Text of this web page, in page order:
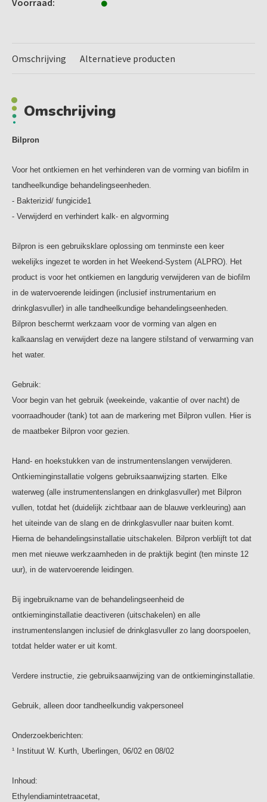
Hand- en hoekstukken van de instrumentenslangen
vullen, totdat het (duidelijk zichtbaar aan de blauwe
drinkglasvuller naar buiten komt. Hierna de
behandelingsinstallatie uitschakelen. Bilpron verblijft tot
dat men met nieuwe werkzaamheden in de praktijk begint
(ten minste 12 uur), in de watervoerende leidingen.
Bij ingebruikname van de behandelingseenheid de
ontkieminginstallatie deactiveren (uitschakelen) en alle
instrumentenslangen inclusief de drinkglasvuller zo lang
ontkieminginstallatie.
Gebruik, alleen door tandheelkundig vakpersoneel
Onderzoekberichten:
¹ Instituut W. Kurth, Uberlingen, 06/02 en 08/02
Inhoud:
p-Hydroxybenzoezuureester, Polyhexamenthylenbiguanid,
Phenylalanin
Inhoud:
Voorraad:
Omschrijving Alternatieve producten
Omschrijving
Bilpron
Voor het ontkiemen en het verhinderen van de vorming van biofilm in
tandheelkundige behandelingseenheden.
- Bakterizid/ fungicide1
- Verwijderd en verhindert kalk- en algvorming
Bilpron is een gebruiksklare oplossing om tenminste een keer
wekelijks ingezet te worden in het Weekend-System (ALPRO). Het
product is voor het ontkiemen en langdurig verwijderen van de biofilm
in de watervoerende leidingen (inclusief instrumentarium en
drinkglasvuller) in alle tandheelkundige behandelingseenheden.
Bilpron beschermt werkzaam voor de vorming van algen en
kalkaanslag en verwijdert deze na langere stilstand of verwarming van
het water.
Gebruik:
Voor begin van het gebruik (weekeinde, vakantie of over nacht) de
voorraadhouder (tank) tot aan de markering met Bilpron vullen. Hier is
de maatbeker Bilpron voor gezien.
Hand- en hoekstukken van de instrumentenslangen verwijderen.
Ontkieminginstallatie volgens gebruiksaanwijzing starten. Elke
waterweg (alle instrumentenslangen en drinkglasvuller) met Bilpron
vullen, totdat het (duidelijk zichtbaar aan de blauwe verkleuring) aan
het uiteinde van de slang en de drinkglasvuller naar buiten komt.
Hierna de behandelingsinstallatie uitschakelen. Bilpron verblijft tot dat
men met nieuwe werkzaamheden in de praktijk begint (ten minste 12
uur), in de watervoerende leidingen.
Bij ingebruikname van de behandelingseenheid de
ontkieminginstallatie deactiveren (uitschakelen) en alle
instrumentenslangen inclusief de drinkglasvuller zo lang doorspoelen,
totdat helder water er uit komt.
Verdere instructie, zie gebruiksaanwijzing van de ontkieminginstallatie.
Gebruik, alleen door tandheelkundig vakpersoneel
Onderzoekberichten:
¹ Instituut W. Kurth, Uberlingen, 06/02 en 08/02
Inhoud:
Ethylendiamintetraacetat,